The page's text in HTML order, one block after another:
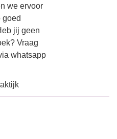
we ervoor
goed
jij geen
Vraag
whatsapp